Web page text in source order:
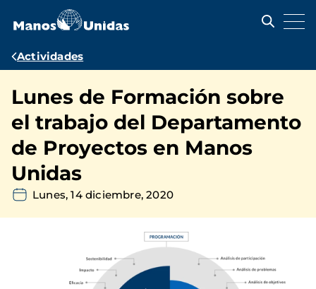
contenido
Ruta
navegación
Actividades
Lunes de Formación sobre
el trabajo del Departamento
de Proyectos en Manos
Unidas
Lunes, 14 diciembre, 2020